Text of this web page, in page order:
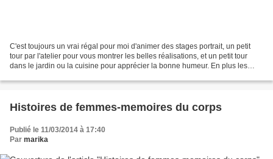
C'est toujours un vrai régal pour moi d'animer des stages portrait, un petit
tour par l'atelier pour vous montrer les belles réalisations, et un petit tour
dans le jardin ou la cuisine pour apprécier la bonne humeur. En plus les
Histoires de femmes-memoires du corps
Publié le 11/03/2014 à 17:40
Par marika